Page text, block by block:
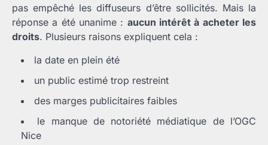
pas empêché les diffuseurs d’être sollicités. Mais la
réponse a été unanime : aucun intérêt à acheter les
droits. Plusieurs raisons expliquent cela :
la date en plein été
un public estimé trop restreint
des marges publicitaires faibles
le manque de notoriété médiatique de l’OGC
Nice